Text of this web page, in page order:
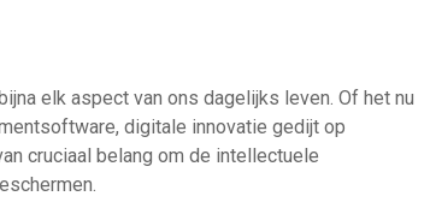
elk aspect van ons dagelijks leven. Of het nu
digitale innovatie gedijt op
cruciaal belang om de intellectuele